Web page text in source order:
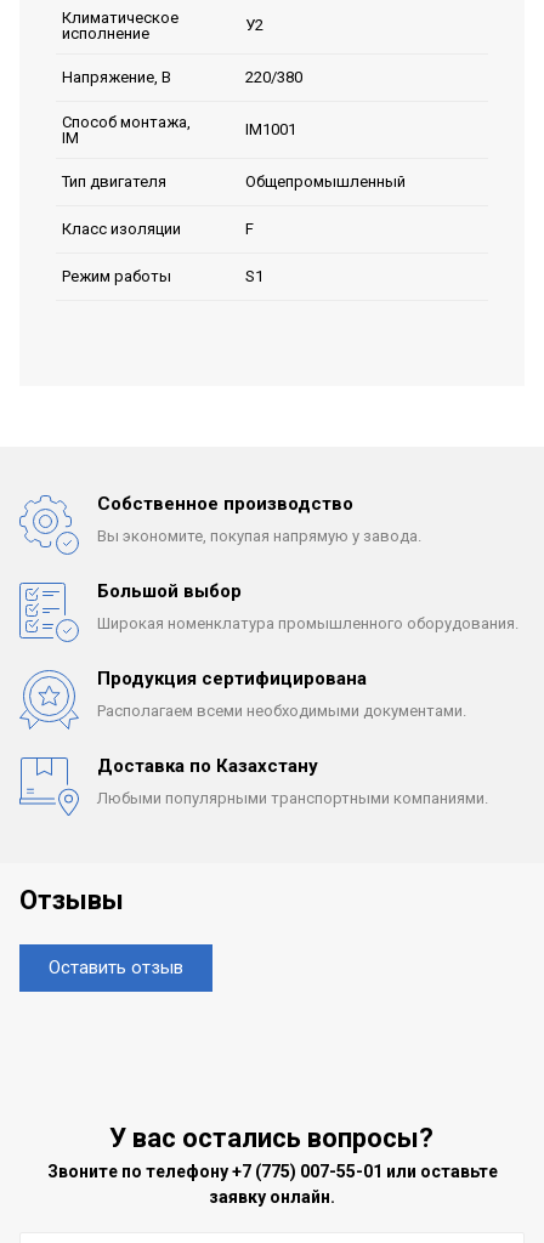
Климатическое
исполнение
У2
Напряжение, В 220/380
Способ монтажа,
IM
IM1001
Тип двигателя Общепромышленный
Класс изоляции F
Режим работы S1
Собственное производство
Вы экономите, покупая напрямую у завода.
Большой выбор
Широкая номенклатура промышленного оборудования.
Продукция сертифицирована
Располагаем всеми необходимыми документами.
Доставка по Казахстану
Любыми популярными транспортными компаниями.
Отзывы
Оставить отзыв
У вас остались вопросы?
Звоните по телефону+7 (775) 007-55-01 или оставьте
заявку онлайн.